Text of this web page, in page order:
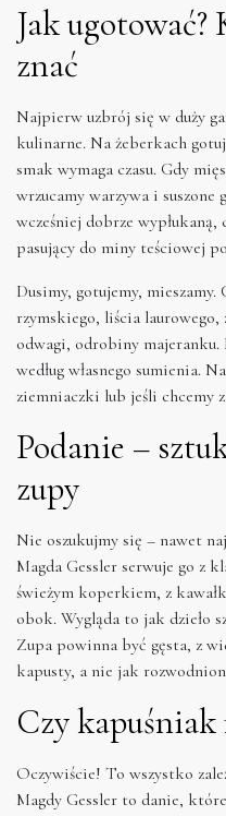
Jak
znać
Najpierw uzbrój się w duży
kulinarne. Na żeberkach
smak wymaga czasu. Gdy
wrzucamy warzywa i
wcześniej dobrze
pasujący do miny teściowej
Dusimy, gotujemy,
rzymskiego, liścia
odwagi, odrobiny
według własnego sumienia.
ziemniaczki lub jeśli chcemy
Podanie –
zupy
Nie oszukujmy się – nawet
Magda Gessler serwuje go z
świeżym koperkiem, z
obok. Wygląda to jak dzieło
Zupa powinna być gęsta, z
kapusty, a nie jak
Czy kapuśniak
Oczywiście! To wszystko
Magdy Gessler to danie,